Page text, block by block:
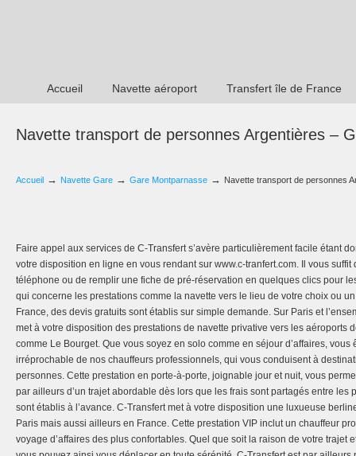
Accueil Navette aéroport Transfert île de France
Navette transport de personnes Argentières –
Accueil → Navette Gare → Gare Montparnasse → Navette transport de personnes
Faire appel aux services de C-Transfert s’avère particulièrement facile étant
votre disposition en ligne en vous rendant sur www.c-tranfert.com. Il vous suffit
téléphone ou de remplir une fiche de pré-réservation en quelques clics pour
qui concerne les prestations comme la navette vers le lieu de votre choix ou
France, des devis gratuits sont établis sur simple demande. Sur Paris et
met à votre disposition des prestations de navette privative vers les aéroports
comme Le Bourget. Que vous soyez en solo comme en séjour d’affaires, vous
irréprochable de nos chauffeurs professionnels, qui vous conduisent à
personnes. Cette prestation en porte-à-porte, joignable jour et nuit, vous
par ailleurs d’un trajet abordable dès lors que les frais sont partagés entre les
sont établis à l’avance. C-Transfert met à votre disposition une luxueuse
Paris mais aussi ailleurs en France. Cette prestation VIP inclut un chauffeur
voyage d’affaires des plus confortables. Quel que soit la raison de votre trajet